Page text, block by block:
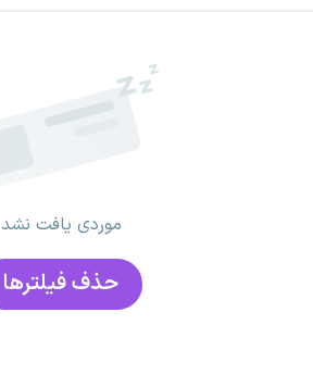
موردی یافت نشد
حذف فیلتر‌ها